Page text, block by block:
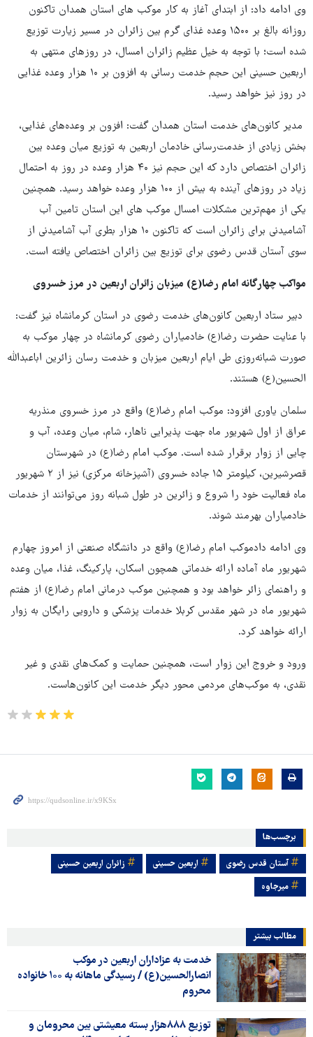
وی ادامه داد: ‌از ابتدای آغاز به کار موکب های استان همدان تاکنون
روزانه بالغ بر ۱۵۰۰ وعده غذای گرم بین زائران در مسیر زیارت توزیع
شده است؛ با توجه به خیل عظیم زائران امسال، در روزهای منتهی به
اربعین حسینی این حجم خدمت رسانی به افزون بر ۱۰ هزار وعده غذایی
در روز نیز خواهد رسید.
مدیر کانون‌های خدمت استان همدان گفت: افزون بر وعده‌های غذایی،
بخش زیادی از خدمت‌رسانی خادمان اربعین به توزیع میان وعده بین
زائران اختصاص دارد که این حجم نیز ۴۰ هزار وعده در روز به احتمال
زیاد در روزهای آینده به بیش از ۱۰۰ هزار وعده خواهد رسید. همچنین
یکی از مهم‌ترین مشکلات امسال موکب های این استان تامین آب
آشامیدنی برای زائران است که تاکنون ۱۰ هزار بطری آب آشامیدنی از
سوی آستان قدس رضوی برای توزیع بین زائران اختصاص یافته است.
مواکب چهارگانه امام رضا(ع) میزبان زائران اربعین در مرز خسروی
دبیر ستاد اربعین کانون‌های خدمت رضوی در استان کرمانشاه نیز گفت:
با عنایت حضرت رضا(ع) خادمیاران رضوی کرمانشاه در چهار موکب به
صورت شبانه‌روزی طی ایام اربعین میزبان و خدمت رسان زائرین اباعبدالله
الحسین(ع) هستند.
سلمان یاوری افزود: موکب امام رضا(ع) واقع در مرز خسروی منذریه
عراق از اول شهریور ماه جهت پذیرایی ناهار، شام، میان وعده، آب و
چایی از زوار برقرار شده است. موکب امام رضا(ع) در شهرستان
قصرشیرین، کیلومتر ۱۵ جاده خسروی (آشپزخانه مرکزی) نیز از ۲ شهریور
ماه فعالیت خود را شروع و زائرین در طول شبانه روز می‌توانند از خدمات
خادمیاران بهرمند شوند.
وی ادامه دادموکب امام رضا(ع) واقع در دانشگاه صنعتی از امروز چهارم
شهریور ماه آماده ارائه خدماتی همچون اسکان، پارکینگ، غذا، میان وعده
و راهنمای زائر خواهد بود و همچنین موکب درمانی امام رضا(ع) از هفتم
شهریور ماه در شهر مقدس کربلا خدمات پزشکی و دارویی رایگان به زوار
ارائه خواهد کرد.
ورود و خروج این زوار است، همچنین حمایت و کمک‌های نقدی و غیر
نقدی، به موکب‌های مردمی محور دیگر خدمت این کانون‌هاست.
برچسب‌ها
آستان قدس رضوی اربعین حسینی
زائران اربعین حسینی
میرجاوه
مطالب بیشتر
خدمت‌ به عزاداران اربعین در موکب
انصارالحسین(ع) / رسیدگی ماهانه به ۱۰۰ خانواده
محروم
توزیع ۸۸۸هزار بسته معیشتی بین محرومان و